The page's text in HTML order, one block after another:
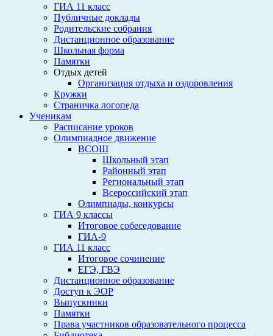
ГИА 11 класс
Публичные доклады
Родительские собрания
Дистанционное образование
Школьная форма
Памятки
Отдых детей
Организация отдыха и оздоровления
Кружки
Страничка логопеда
Ученикам
Расписание уроков
Олимпиадное движение
ВСОШ
Школьный этап
Районный этап
Региональный этап
Всероссийский этап
Олимпиады, конкурсы
ГИА 9 классы
Итоговое собеседование
ГИА-9
ГИА 11 класс
Итоговое сочинение
ЕГЭ, ГВЭ
Дистанционное образование
Доступ к ЭОР
Выпускники
Памятки
Права участников образовательного процесса